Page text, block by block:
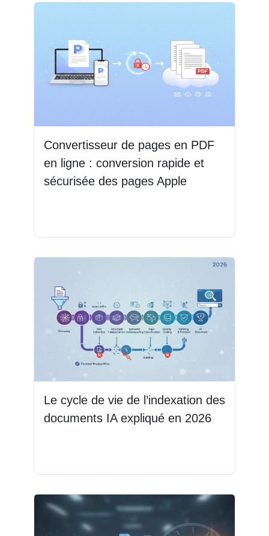
Convertisseur de pages en PDF
en ligne : conversion rapide et
sécurisée des pages Apple
Le cycle de vie de l’indexation des
documents IA expliqué en 2026